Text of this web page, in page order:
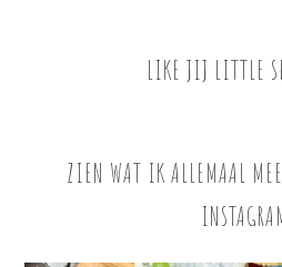
LIKE JIJ LITTLE
ZIEN WAT IK ALLEMAAL